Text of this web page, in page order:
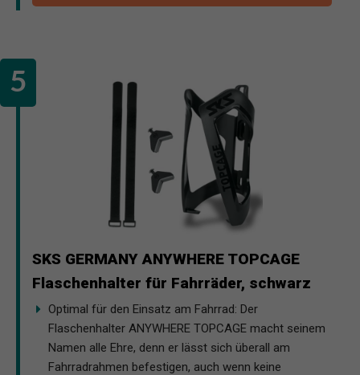
SKS GERMANY ANYWHERE TOPCAGE
Flaschenhalter für Fahrräder, schwarz
Optimal für den Einsatz am Fahrrad: Der
Flaschenhalter ANYWHERE TOPCAGE macht seinem
Namen alle Ehre, denn er lässt sich überall am
Fahrradrahmen befestigen, auch wenn keine